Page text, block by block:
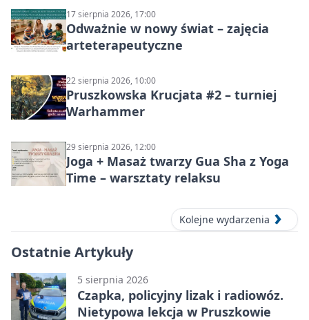
17 sierpnia 2026, 17:00
Odważnie w nowy świat – zajęcia
arteterapeutyczne
22 sierpnia 2026, 10:00
Pruszkowska Krucjata #2 – turniej
Warhammer
29 sierpnia 2026, 12:00
Joga + Masaż twarzy Gua Sha z Yoga
Time – warsztaty relaksu
Kolejne wydarzenia
Ostatnie Artykuły
5 sierpnia 2026
Czapka, policyjny lizak i radiowóz.
Nietypowa lekcja w Pruszkowie